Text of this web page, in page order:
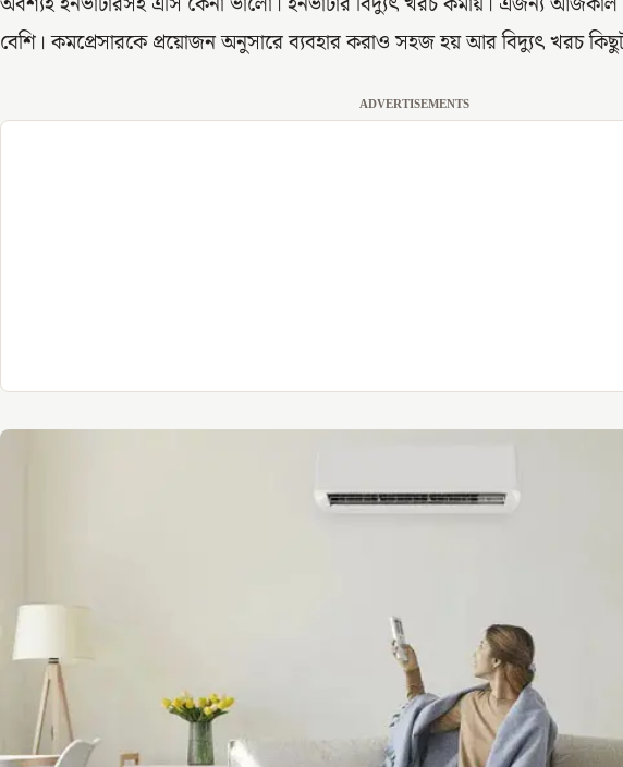
বেশি। কমপ্রেসারকে প্রয়োজন অনুসারে ব্যবহার করাও সহজ হয় আর বিদ্যুৎ খরচ
ADVERTISEMENTS